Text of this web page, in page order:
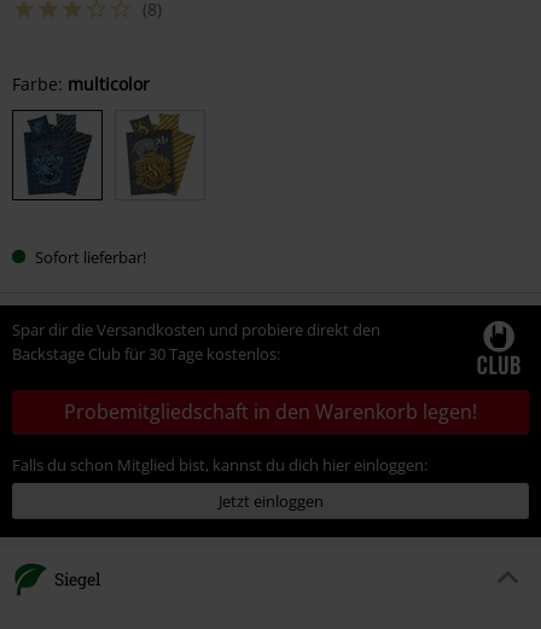
(8)
Wähle
deine
Größe
Farbe: multicolor
Sofort lieferbar!
Spar dir die Versandkosten und probiere direkt den
Backstage Club für 30 Tage kostenlos:
Probemitgliedschaft in den Warenkorb legen!
Falls du schon Mitglied bist, kannst du dich hier einloggen:
Jetzt einloggen
Siegel